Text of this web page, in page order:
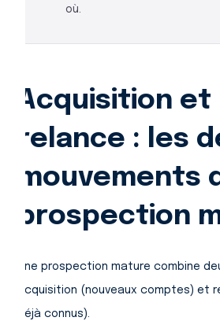
où.
Acquisition et
relance : les
mouvements
prospection
Une prospection mature combine
acquisition (nouveaux comptes) et
déjà connus).